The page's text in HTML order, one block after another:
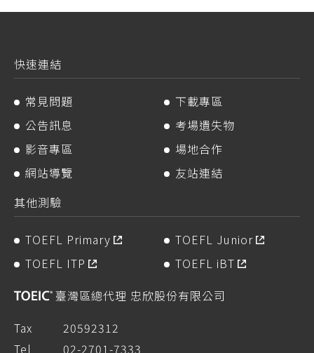
快速連結
常見問題
下載專區
公告訊息
考場遺失物
影音專區
場地合作
網站導覽
友站連結
其他測驗
TOEFL Primary
TOEFL Junior
TOEFL ITP
TOEFL iBT
臺灣區總代理 忠欣股份有限公司
Tax
20592312
Tel
02-2701-7333